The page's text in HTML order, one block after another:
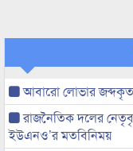
আবারো লোভার জব্দকৃত
রাজনৈতিক দলের
ইউএনও’র মতবিনিময়